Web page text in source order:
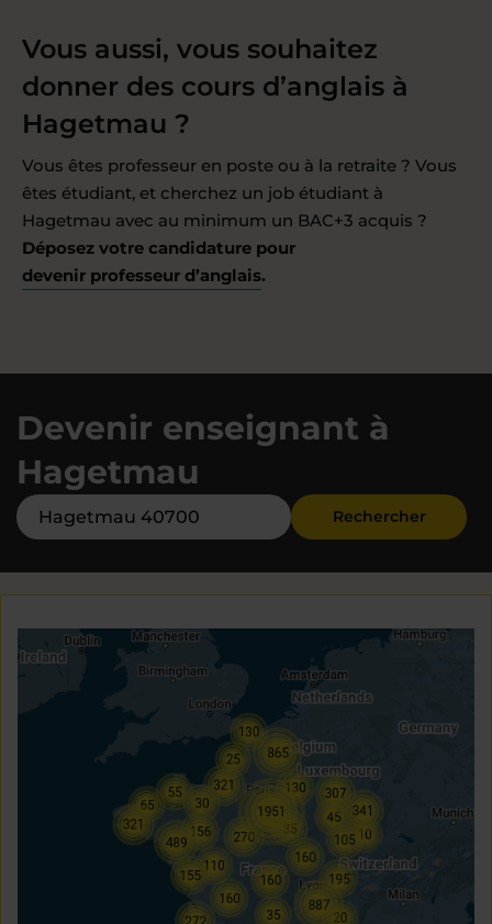
Vous aussi, vous souhaitez
donner des cours d’anglais à
Hagetmau ?
Vous êtes professeur en poste ou à la retraite ? Vous
êtes étudiant, et cherchez un job étudiant à
Hagetmau avec au minimum un BAC+3 acquis ?
Déposez votre candidature pour
devenir professeur d’anglais.
Devenir enseignant à
Hagetmau
Rechercher